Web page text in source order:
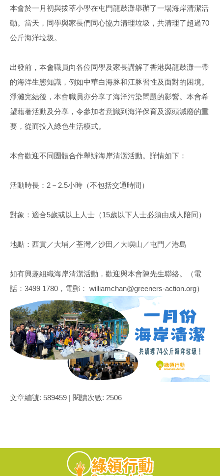
本會於一月初與拔萃小學在屯門龍鼓灘舉辦了一場海岸清潔活
動。當天，同學與家長們同心協力清理垃圾，共清理了超過70
公斤海洋垃圾。
出發前，本會職員向各位同學及家長講解了香港與龍鼓灘一帶
的海洋生態知識，例如中華白海豚和江豚習性及面對的困境。
淨灘完結後，本會職員亦分享了海洋污染問題的影響。本會希
望藉著活動及分享，令參加者意識到海洋保育及源頭減廢的重
要，從而投入綠色生活模式。
本會歡迎不同團體合作舉辦海岸清潔活動。詳情如下：
活動時長：2－2.5小時（不包括交通時間）
對象：適合5歲或以上人士（15歲以下人士必須由成人陪同）
地點：西貢／大埔／荃灣／沙田／大嶼山／屯門／港島
如有興趣組織海岸清潔活動，歡迎與本會陳先生聯絡。（電
話：3499 1780，電郵： williamchan@greeners-action.org）
文章編號: 589459 | 閱讀次數: 2506